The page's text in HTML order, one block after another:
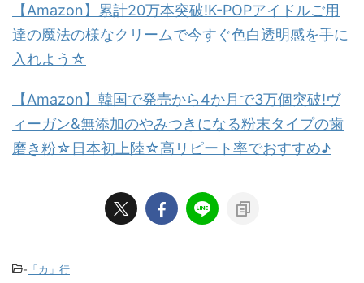
【Amazon】累計20万本突破!K-POPアイドルご用
達の魔法の様なクリームで今すぐ色白透明感を手に
入れよう☆
【Amazon】韓国で発売から4か月で3万個突破!ヴ
ィーガン&無添加のやみつきになる粉末タイプの歯
磨き粉☆日本初上陸☆高リピート率でおすすめ♪
- 「カ」行